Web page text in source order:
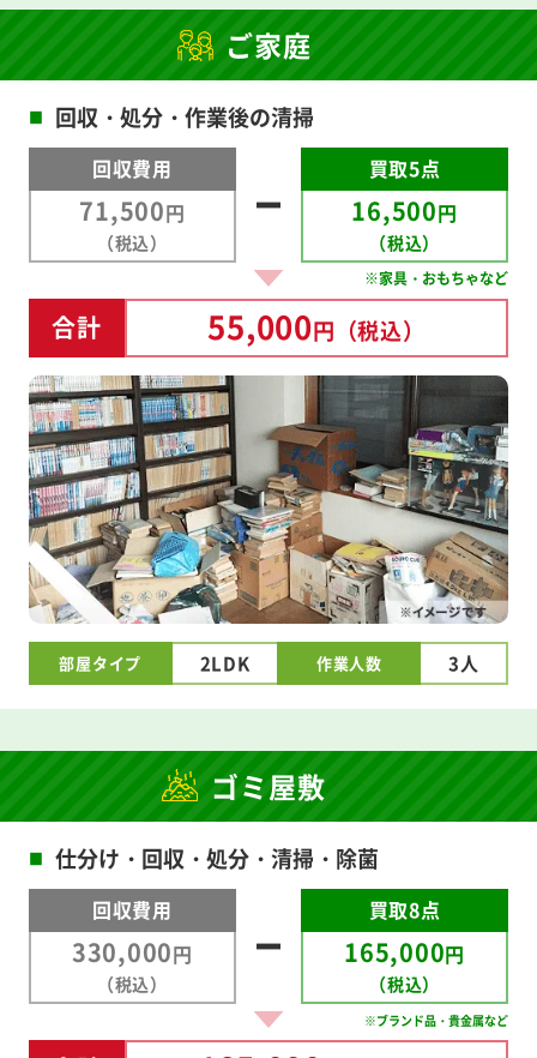
ご家庭
部屋タイプ 2LDK 作業人数 3人
■ 回収・処分・作業後の清掃
回収費用
71,500円
（税込）
買取5点
16,500円
（税込）
※家具・おもちゃなど
合計 55,000円 （税込）
ゴミ屋敷
■ 仕分け・回収・処分・清掃・除菌
回収費用
330,000円
（税込）
買取8点
165,000円
（税込）
※ブランド品・貴金属など